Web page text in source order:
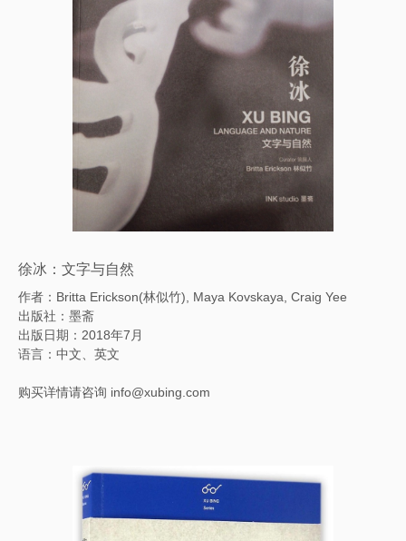
徐冰：文字与自然
作者：Britta Erickson(林似竹), Maya Kovskaya, Craig Yee
出版社：墨斋
出版日期：2018年7月
语言：中文、英文
购买详情请咨询 info@xubing.com